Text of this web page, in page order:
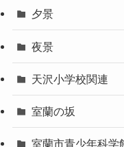
夕景
夜景
天沢小学校関連
室蘭の坂
室蘭市青少年科学